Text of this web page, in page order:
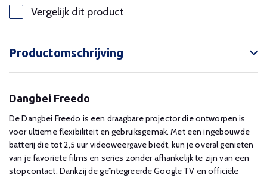
Vergelijk dit product
Productomschrijving
Dangbei Freedo
De Dangbei Freedo is een draagbare projector die ontworpen is
voor ultieme flexibiliteit en gebruiksgemak. Met een ingebouwde
batterij die tot 2,5 uur videoweergave biedt, kun je overal genieten
van je favoriete films en series zonder afhankelijk te zijn van een
stopcontact. Dankzij de geïntegreerde Google TV en officiële